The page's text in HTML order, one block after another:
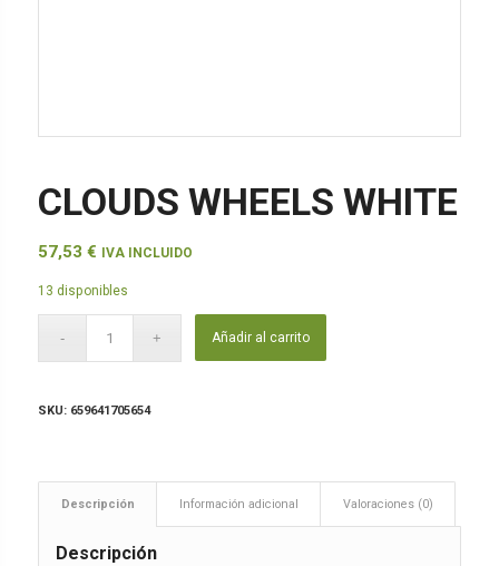
CLOUDS WHEELS WHITE
57,53 € IVA INCLUIDO
13 disponibles
Añadir al carrito
SKU: 659641705654
Descripción Información adicional Valoraciones (0)
Descripción